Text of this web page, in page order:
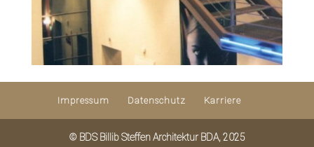
Impressum Datenschutz Karriere
© BDS Billib Steffen Architektur BDA, 2025